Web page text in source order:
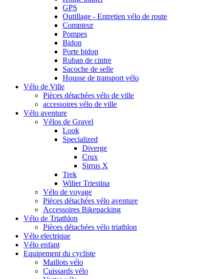
GPS
Outillage - Entretien vélo de route
Compteur
Pompes
Bidon
Porte bidon
Ruban de cintre
Sacoche de selle
Housse de transport vélo
Vélo de Ville
Pièces détachées vélo de ville
accessoires vélo de ville
Vélo aventure
Vélos de Gravel
Look
Specialized
Diverge
Crux
Sirrus X
Trek
Wilier Triestina
Vélo de voyage
Pièces détachées vélo aventure
Accessoires Bikepacking
Vélo de Triathlon
Pièces détachées vélo triathlon
Vélo electrique
Vélo enfant
Equipement du cycliste
Maillots vélo
Cuissards vélo